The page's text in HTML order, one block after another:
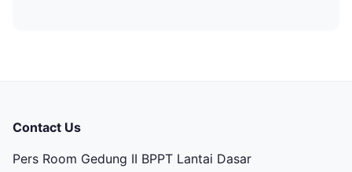
Contact Us
Pers Room Gedung II BPPT Lantai Dasar